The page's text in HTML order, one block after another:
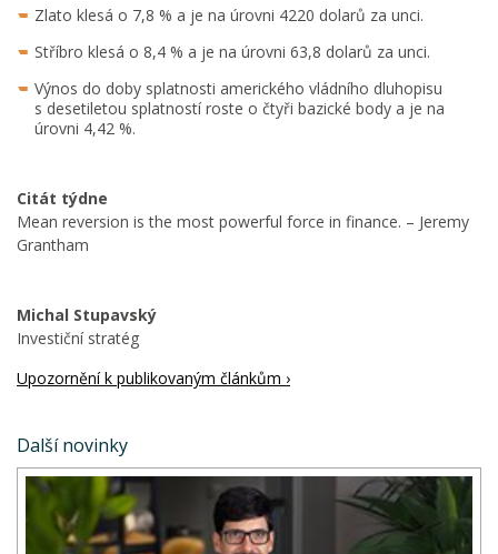
Zlato klesá o 7,8 % a je na úrovni 4220 dolarů za unci.
Stříbro klesá o 8,4 % a je na úrovni 63,8 dolarů za unci.
Výnos do doby splatnosti amerického vládního dluhopisu
s desetiletou splatností roste o čtyři bazické body a je na
úrovni 4,42 %.
Citát týdne
Mean reversion is the most powerful force in finance. – Jeremy
Grantham
Michal Stupavský
Investiční stratég
Upozornění k publikovaným článkům ›
Další novinky